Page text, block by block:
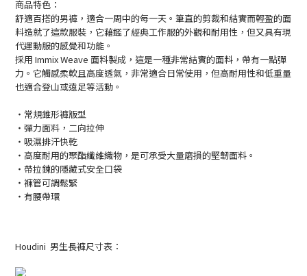
商品特色：
舒適百搭的男褲，適合一周中的每一天。筆直的剪裁和結實而輕盈的面
料造就了這款服裝，它藉鑑了經典工作服的外觀和耐用性，但又具有現
代運動服的感覺和功能。
採用 Immix Weave 面料製成，這是一種非常結實的面料，帶有一點彈
力。它觸感柔軟且高度透氣，非常適合日常使用，但高耐用性和低重量
也適合登山或遠足等活動。
・常規錐形褲版型
・彈力面料，二向拉伸
・吸濕排汗快乾
・高度耐用的聚酯纖維織物，是可承受大量磨損的堅韌面料。
・帶拉鍊的隱藏式安全口袋
・褲管可調鬆緊
・有腰帶環
Houdini 男生長褲尺寸表：